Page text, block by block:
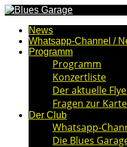
News
Whatsapp-Channel /
Programm
Programm
Konzertliste
Der aktuelle
Fragen zur
Der Club
Whatsapp-
Die Blues